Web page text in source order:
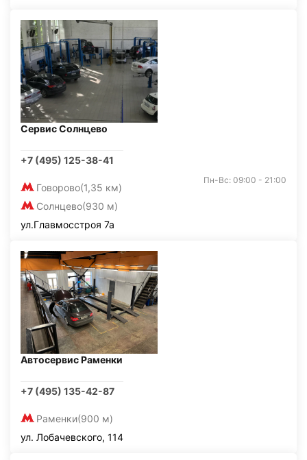
Сервис Солнцево
+7 (495) 125-38-41
Говорово(1,35 км)
Солнцево(930 м)
Пн-Вс: 09:00 - 21:00
ул.Главмосстроя 7а
Автосервис Раменки
+7 (495) 135-42-87
Раменки(900 м)
ул. Лобачевского, 114